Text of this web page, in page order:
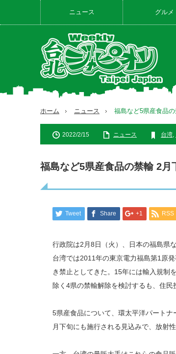
ニュース グルメ
ホーム ニュース 福島など5県産食品
2022/2/15 ニュース 台湾,
福島など5県産食品の禁輸 2月
Tweet Share +1 RSS
行政院は2月8日（火）、日本の福島県
台湾では2011年の東京電力福島第1原
き禁止としてきた。15年には輸入規制
除く4県の禁輸解除を検討するも、住民
5県産食品について、環太平洋パート
月下旬にも施行される見込みで、放射